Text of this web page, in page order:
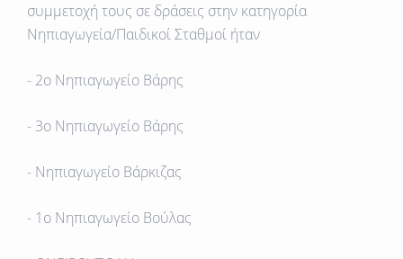
συμμετοχή τους σε δράσεις στην κατηγορία
Νηπιαγωγεία/Παιδικοί Σταθμοί ήταν
- 2ο Νηπιαγωγείο Βάρης
- 3ο Νηπιαγωγείο Βάρης
- Νηπιαγωγείο Βάρκιζας
- 1ο Νηπιαγωγείο Βούλας